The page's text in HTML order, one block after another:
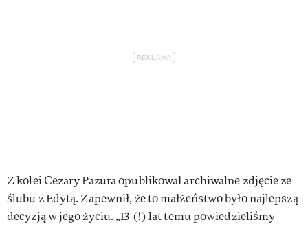
Z kolei Cezary Pazura opublikował archiwalne zdjęcie ze
ślubu z Edytą. Zapewnił, że to małżeństwo było najlepszą
decyzją w jego życiu. „13 (!) lat temu powiedzieliśmy